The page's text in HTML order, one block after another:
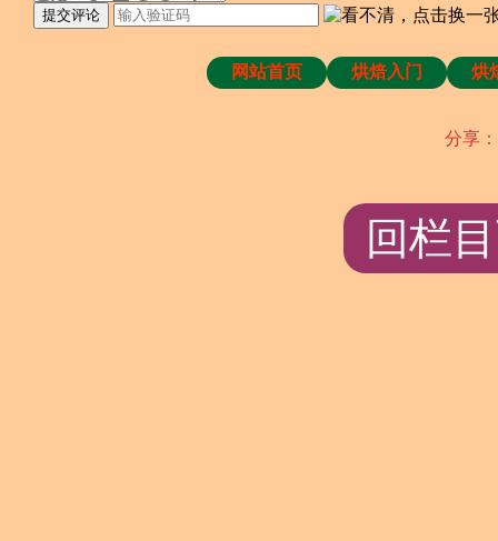
提交评论
网站首页 烘焙入门 烘
分享：
回栏